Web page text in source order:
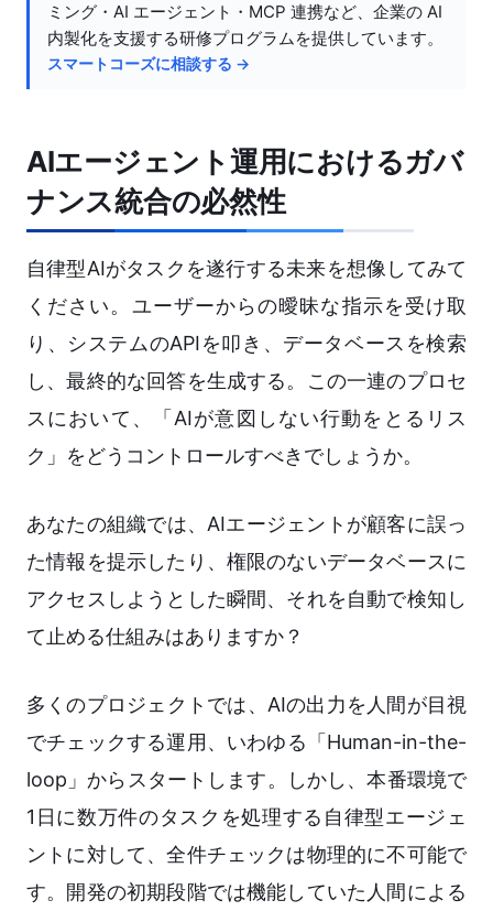
ミング・AI エージェント・MCP 連携など、企業の AI
内製化を支援する研修プログラムを提供しています。
スマートコーズに相談する →
AIエージェント運用におけるガバ
ナンス統合の必然性
自律型AIがタスクを遂行する未来を想像してみて
ください。ユーザーからの曖昧な指示を受け取
り、システムのAPIを叩き、データベースを検索
し、最終的な回答を生成する。この一連のプロセ
スにおいて、「AIが意図しない行動をとるリス
ク」をどうコントロールすべきでしょうか。
あなたの組織では、AIエージェントが顧客に誤っ
た情報を提示したり、権限のないデータベースに
アクセスしようとした瞬間、それを自動で検知し
て止める仕組みはありますか？
多くのプロジェクトでは、AIの出力を人間が目視
でチェックする運用、いわゆる「Human-in-the-
loop」からスタートします。しかし、本番環境で
1日に数万件のタスクを処理する自律型エージェ
ントに対して、全件チェックは物理的に不可能で
す。開発の初期段階では機能していた人間による